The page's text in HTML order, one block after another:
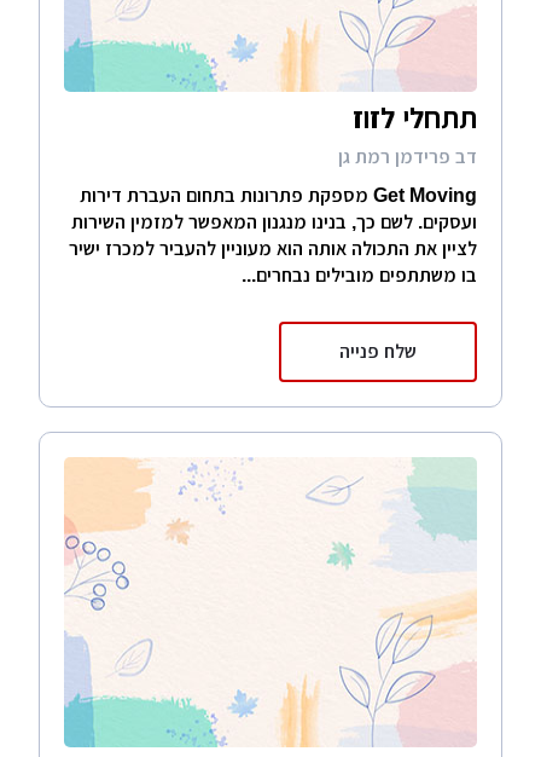
תתחלי לזוז
דב פרידמן רמת גן
Get Moving מספקת פתרונות בתחום העברת דירות
ועסקים. לשם כך, בנינו מנגנון המאפשר למזמין השירות
לציין את התכולה אותה הוא מעוניין להעביר למכרז ישיר
בו משתתפים מובילים נבחרים...
שלח פנייה